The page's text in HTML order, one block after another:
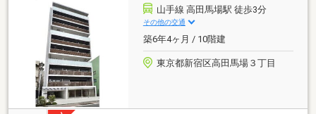
山手線 高田馬場駅 徒歩3分
その他の交通
築6年4ヶ月 / 10階建
東京都新宿区高田馬場３丁目